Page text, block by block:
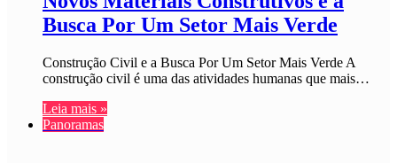
Busca Por Um Setor Mais Verde
Construção Civil e a Busca Por Um Setor Mais Verde A
construção civil é uma das atividades humanas que mais…
Leia mais »
Panoramas